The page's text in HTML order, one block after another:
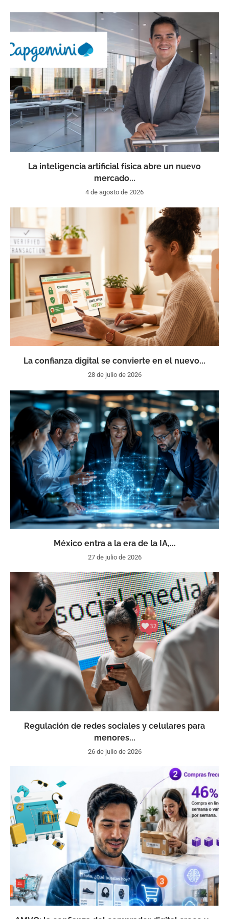
La inteligencia artificial física abre un nuevo
mercado...
4 de agosto de 2026
La confianza digital se convierte en el nuevo...
28 de julio de 2026
México entra a la era de la IA,...
27 de julio de 2026
Regulación de redes sociales y celulares para
menores...
26 de julio de 2026